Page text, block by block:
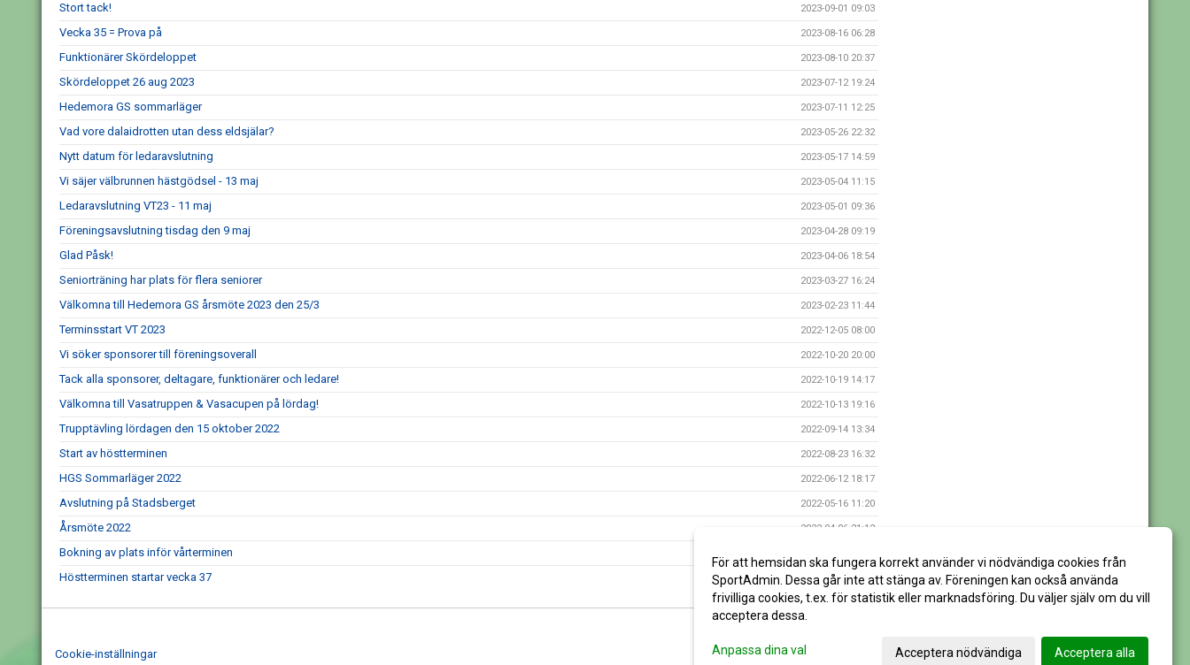
Stort tack! 2023-09-01 09:03
Vecka 35 = Prova på 2023-08-16 06:28
Funktionärer Skördeloppet 2023-08-10 20:37
Skördeloppet 26 aug 2023 2023-07-12 19:24
Hedemora GS sommarläger 2023-07-11 12:25
Vad vore dalaidrotten utan dess eldsjälar? 2023-05-26 22:32
Nytt datum för ledaravslutning 2023-05-17 14:59
Vi säjer välbrunnen hästgödsel - 13 maj 2023-05-04 11:15
Ledaravslutning VT23 - 11 maj 2023-05-01 09:36
Föreningsavslutning tisdag den 9 maj 2023-04-28 09:19
Glad Påsk! 2023-04-06 18:54
Seniorträning har plats för flera seniorer 2023-03-27 16:24
Välkomna till Hedemora GS årsmöte 2023 den 25/3 2023-02-23 11:44
Terminsstart VT 2023 2022-12-05 08:00
Vi söker sponsorer till föreningsoverall 2022-10-20 20:00
Tack alla sponsorer, deltagare, funktionärer och ledare! 2022-10-19 14:17
Välkomna till Vasatruppen & Vasacupen på lördag! 2022-10-13 19:16
Trupptävling lördagen den 15 oktober 2022 2022-09-14 13:34
Start av höstterminen 2022-08-23 16:32
HGS Sommarläger 2022 2022-06-12 18:17
Avslutning på Stadsberget 2022-05-16 11:20
Årsmöte 2022 2022-04-06 21:12
Bokning av plats inför vårterminen
Höstterminen startar vecka 37 2021-09-15 16:21
Cookie-inställningar
För att hemsidan ska fungera korrekt använder vi nödvändiga cookies från
SportAdmin. Dessa går inte att stänga av. Föreningen kan också använda
frivilliga cookies, t.ex. för statistik eller marknadsföring. Du väljer själv om du vill
acceptera dessa.
Anpassa dina val Acceptera nödvändiga Acceptera alla